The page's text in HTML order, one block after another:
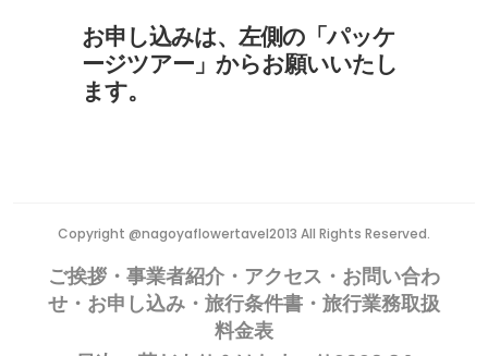
お申し込みは、左側の「パッケ
ージツアー」からお願いいたし
ます。
Copyright @nagoyaflowertavel2013 All Rights Reserved.
ご挨拶・事業者紹介・アクセス・お問い合わ
せ・お申し込み・旅行条件書・旅行業務取扱
料金表